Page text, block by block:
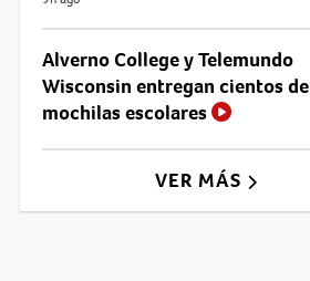
Alverno College y Telemundo
Wisconsin entregan cientos de
mochilas escolares
VER MÁS